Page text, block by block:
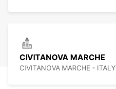
CIVITANOVA MARCHE
CIVITANOVA MARCHE - ITALY